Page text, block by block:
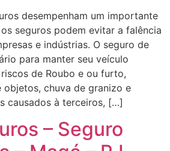
desempenham um importante
seguros podem evitar a falência
e indústrias. O seguro de
para manter seu veículo
de Roubo e ou furto,
objetos, chuva de granizo e
causados à terceiros, […]
– Seguro